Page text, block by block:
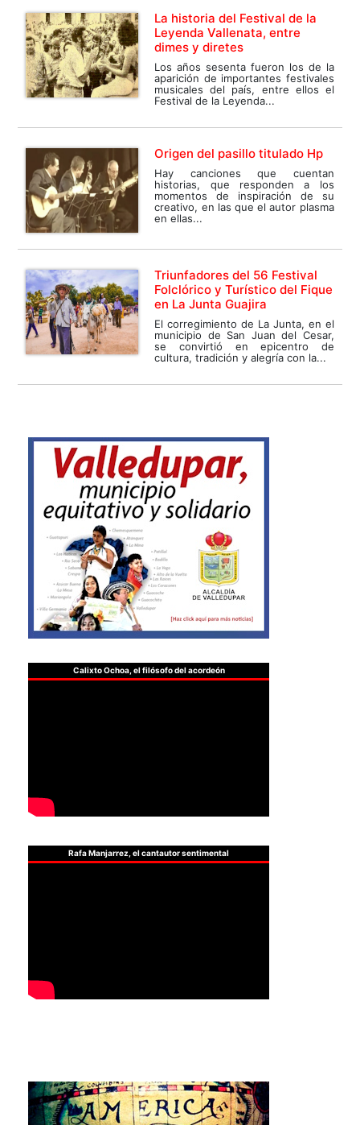
La historia del Festival de la
Leyenda Vallenata, entre
dimes y diretes
Los años sesenta fueron los de la
aparición de importantes festivales
musicales del país, entre ellos el
Festival de la Leyenda...
Origen del pasillo titulado Hp
Hay canciones que cuentan
historias, que responden a los
momentos de inspiración de su
creativo, en las que el autor plasma
en ellas...
Triunfadores del 56 Festival
Folclórico y Turístico del Fique
en La Junta Guajira
El corregimiento de La Junta, en el
municipio de San Juan del Cesar,
se convirtió en epicentro de
cultura, tradición y alegría con la...
Calixto Ochoa, el filósofo del acordeón
Rafa Manjarrez, el cantautor sentimental